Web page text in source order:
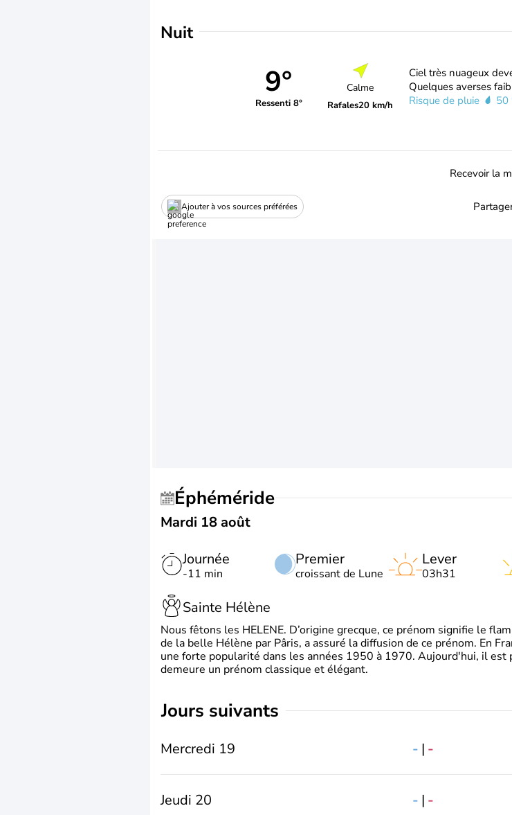
Nuit
9°
Ressenti 8°
Calme
Rafales20 km/h
Ciel très nuageux
Quelques averses
Risque de pluie
50
Recevoir la
Ajouter à vos sources préférées
Éphéméride
Mardi 18 août
Journée
-11 min
Premier
croissant de Lune
Lever
03h31
Sainte Hélène
Nous fêtons les HELENE. D’origine grecque, ce prénom signifie le
de la belle Hélène par Pâris, a assuré la diffusion de ce prénom. En
une forte popularité dans les années 1950 à 1970. Aujourd'hui, il est
demeure un prénom classique et élégant.
jours suivants
Mercredi 19 - | -
Jeudi 20 - | -